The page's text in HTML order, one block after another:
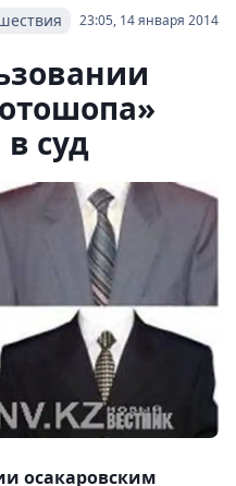
23:05, 14 января 2014
суд
осакаровским